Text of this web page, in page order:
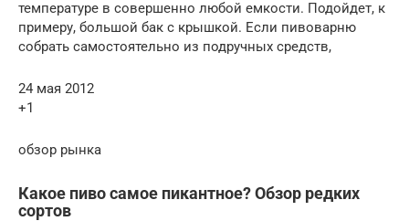
температуре в совершенно любой емкости. Подойдет, к
примеру, большой бак с крышкой. Если пивоварню
собрать самостоятельно из подручных средств,
24 мая 2012
+1
обзор рынка
Какое пиво самое пикантное? Обзор редких
сортов